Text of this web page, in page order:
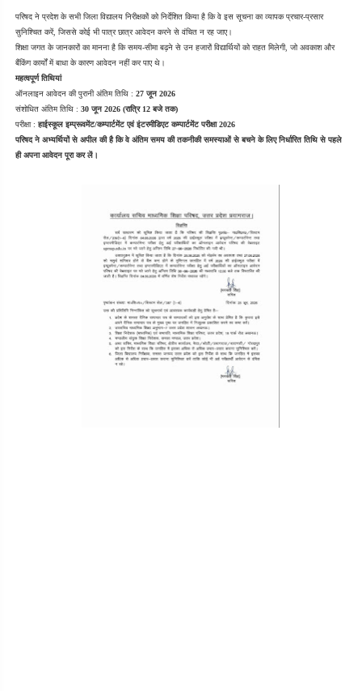
परिषद ने प्रदेश के सभी जिला विद्यालय निरीक्षकों को निर्देशित किया है कि वे इस सूचना का व्यापक प्रचार-प्रसार
सुनिश्चित करें, जिससे कोई भी पात्र छात्र आवेदन करने से वंचित न रह जाए।
शिक्षा जगत के जानकारों का मानना है कि समय-सीमा बढ़ने से उन हजारों विद्यार्थियों को राहत मिलेगी, जो अवकाश और
बैंकिंग कार्यों में बाधा के कारण आवेदन नहीं कर पाए थे।
महत्वपूर्ण तिथियां
ऑनलाइन आवेदन की पुरानी अंतिम तिथि : 27 जून 2026
संशोधित अंतिम तिथि : 30 जून 2026 (रात्रि 12 बजे तक)
परीक्षा : हाईस्कूल इम्प्रूवमेंट/कम्पार्टमेंट एवं इंटरमीडिएट कम्पार्टमेंट परीक्षा 2026
परिषद ने अभ्यर्थियों से अपील की है कि वे अंतिम समय की तकनीकी समस्याओं से बचने के लिए निर्धारित तिथि से पहले
ही अपना आवेदन पूरा कर लें।